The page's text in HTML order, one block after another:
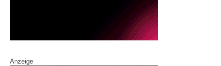
Anzeige